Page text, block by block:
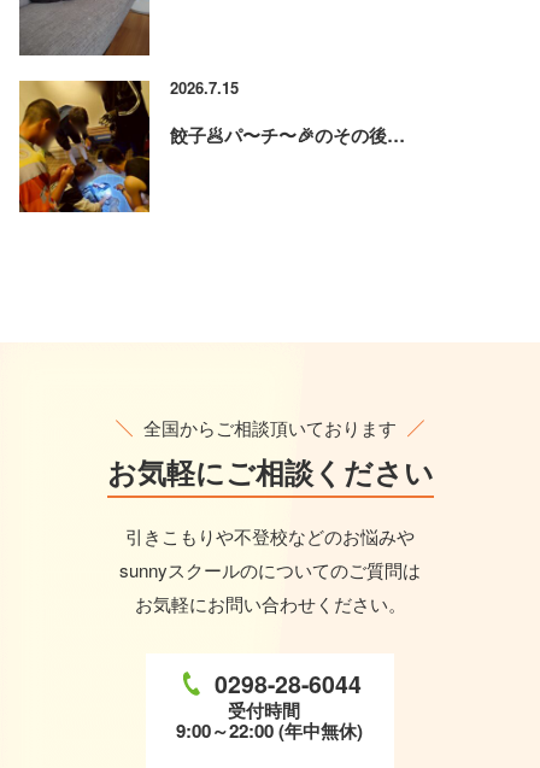
2026.7.15
餃子🥟パ〜チ〜🎉のその後…
全国からご相談頂いております
お気軽にご相談ください
引きこもりや不登校などのお悩みや
sunnyスクールのについてのご質問は
お気軽にお問い合わせください。
0298-28-6044
受付時間
9:00～22:00 (年中無休)